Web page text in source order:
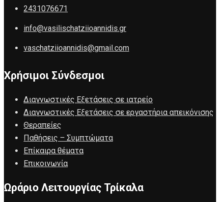
2431076671
info@vasilischatziioannidis.gr
vaschatziioannidis@gmail.com
Χρήσιμοι Σύνδεσμοι
Διαγνωστικές Εξετάσεις σε ιατρείο
Διαγνωστικές Εξετάσεις σε εργαστήρια απεικόνισης
Θεραπείες
Παθήσεις – Συμπτώματα
Επίκαιρα θέματα
Επικοινωνία
Ωράριο Λειτουργίας Τρίκαλα